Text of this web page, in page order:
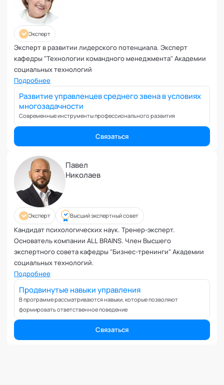
Межличностные конфликты
Невроз
Ораторское искусство
Организация и проведение переговоров
Осознанность
Отношения в паре
Персональный коучинг
Планирование и внедрение изменений
Поведенческий анализ
Подготовка и обучение специалистов
Половое воспитание
Презентация и искусство продаж
Проблемы с партнером
Прогнозирование
Продуктивность и мотивация сотрудников
Профайлинг и оценка персонала
Профориентация и поиск призвания
Психологические травмы и блоки
Развитие коммуникабельности
Развитие креативности
Эксперт
Эксперт в развитии лидерского потенциала. Эксперт
кафедры "Технологии командного менеджмента" Академии
социальных технологий
Подробнее
Развитие управленцев среднего звена в условиях
многозадачности
Современные инструменты профессионального развития
Связаться
Павел
Николаев
Эксперт Высший экспертный совет
Кандидат психологических наук. Тренер-эксперт.
Основатель компании ALL BRAINS. Член Высшего
экспертного совета кафедры "Бизнес-тренинги" Академии
социальных технологий.
Подробнее
Продвинутые навыки управления
В программе рассматриваются навыки, которые позволяют
формировать ответственное поведение
Связаться